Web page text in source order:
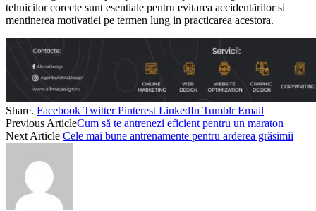
tehnicilor corecte sunt esentiale pentru evitarea accidentãrilor si
mentinerea motivatiei pe termen lung in practicarea acestora.
Share. Facebook Twitter Pinterest LinkedIn Tumblr Email
Previous ArticleCum să te antrenezi eficient pentru un maraton
Next Article Cele mai bune antrenamente pentru arderea grăsimii